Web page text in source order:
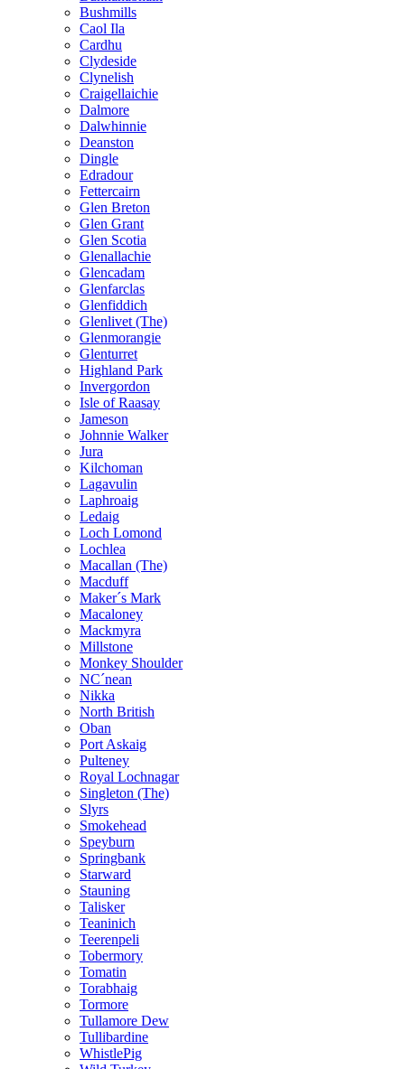
Bushmills
Caol Ila
Cardhu
Clydeside
Clynelish
Craigellaichie
Dalmore
Dalwhinnie
Deanston
Dingle
Edradour
Fettercairn
Glen Breton
Glen Grant
Glen Scotia
Glenallachie
Glencadam
Glenfarclas
Glenfiddich
Glenlivet (The)
Glenmorangie
Glenturret
Highland Park
Invergordon
Isle of Raasay
Jameson
Johnnie Walker
Jura
Kilchoman
Lagavulin
Laphroaig
Ledaig
Loch Lomond
Lochlea
Macallan (The)
Macduff
Maker´s Mark
Macaloney
Mackmyra
Millstone
Monkey Shoulder
NC´nean
Nikka
North British
Oban
Port Askaig
Pulteney
Royal Lochnagar
Singleton (The)
Slyrs
Smokehead
Speyburn
Springbank
Starward
Stauning
Talisker
Teaninich
Teerenpeli
Tobermory
Tomatin
Torabhaig
Tormore
Tullamore Dew
Tullibardine
WhistlePig